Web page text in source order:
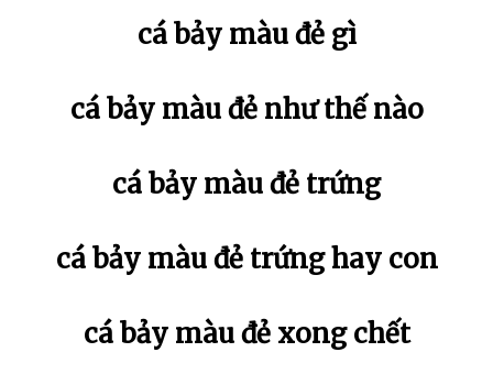
cá bảy màu đẻ gì
cá bảy màu đẻ như thế nào
cá bảy màu đẻ trứng
cá bảy màu đẻ trứng hay con
cá bảy màu đẻ xong chết